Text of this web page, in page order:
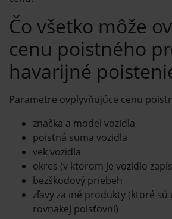
Čo všetko môže
cenu poistného
havarijné
Parametre ovplyvňujúce cenu
značka a model vozidla
poistná suma vozidla
vek vozidla
okres (v ktorom je vozidlo
bezškodový priebeh
zľavy za iné produkty (ktoré sú
rovnakej poisťovni)